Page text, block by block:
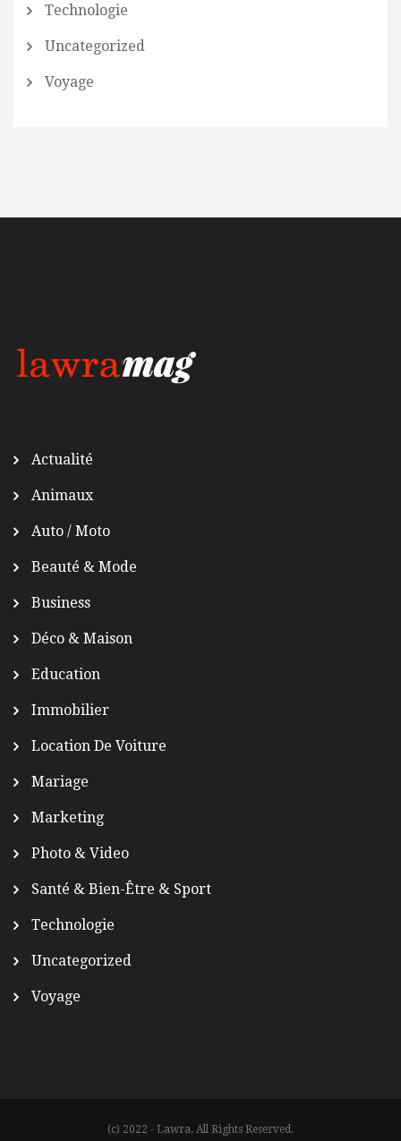
Technologie
Uncategorized
Voyage
Actualité
Animaux
Auto / Moto
Beauté & Mode
Business
Déco & Maison
Education
Immobilier
Location De Voiture
Mariage
Marketing
Photo & Video
Santé & Bien-Être & Sport
Technologie
Uncategorized
Voyage
(c) 2022 - Lawra. All Rights Reserved.